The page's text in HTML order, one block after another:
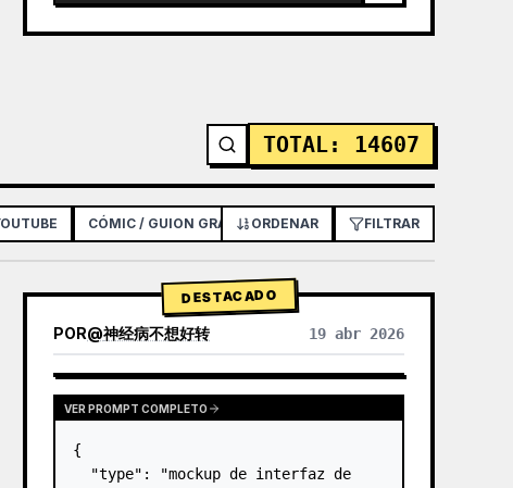
TOTAL: 14607
CÓMIC / GUION GRÁFICO PÓSTER / VOLANTE
ORDENAR FILTRAR
DESTACADO
POR@神经病不想好转 19 abr 2026
VER PROMPT COMPLETO
{
  "type": "mockup de interfaz de